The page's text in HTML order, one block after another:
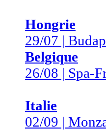
Hongrie
29/07 |
Belgique
26/08 | Spa-
Italie
02/09 |